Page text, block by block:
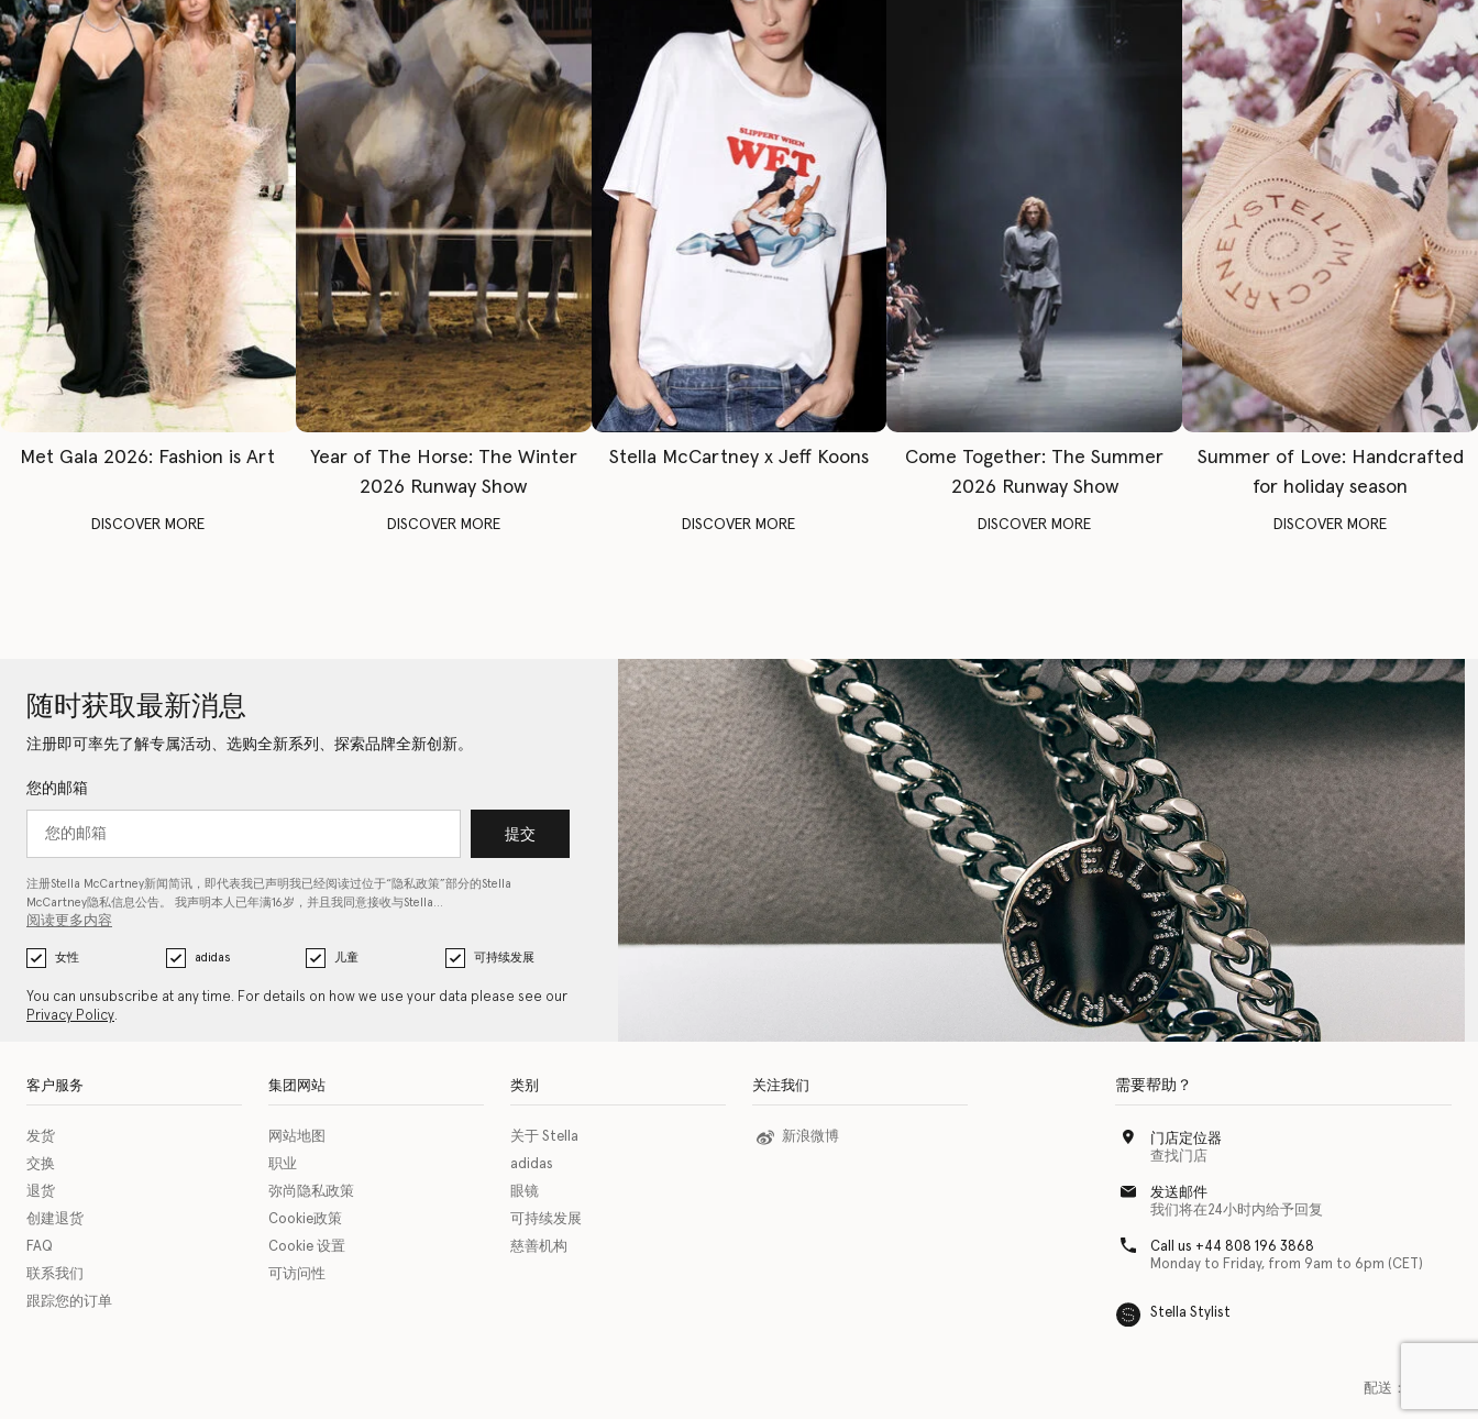
Met Gala 2026: Fashion is Art
DISCOVER MORE
Year of The Horse: The Winter
2026 Runway Show
DISCOVER MORE
Stella McCartney x Jeff Koons
DISCOVER MORE
Come Together: The Summer
2026 Runway Show
DISCOVER MORE
Summer of Love: Handcrafted
for holiday season
DISCOVER MORE
随时获取最新消息
注册即可率先了解专属活动、选购全新系列、探索品牌全新创新。
您的邮箱
提交
注册Stella McCartney新闻简讯，即代表我已声明我已经阅读过位于“隐私政策”部分的Stella
McCartney隐私信息公告。 我声明本人已年满16岁，并且我同意接收与Stella…
阅读更多内容
女性 adidas 儿童 可持续发展
You can unsubscribe at any time. For details on how we use your data please see our
Privacy Policy.
客户服务
发货
交换
退货
创建退货
FAQ
联系我们
跟踪您的订单
集团网站
网站地图
职业
弥尚隐私政策
Cookie政策
Cookie 设置
可访问性
类别
关于 Stella
adidas
眼镜
可持续发展
慈善机构
关注我们
新浪微博
需要帮助？
门店定位器
查找门店
发送邮件
我们将在24小时内给予回复
Call us +44 808 196 3868
Monday to Friday, from 9am to 6pm (CET)
Stella Stylist
配送：